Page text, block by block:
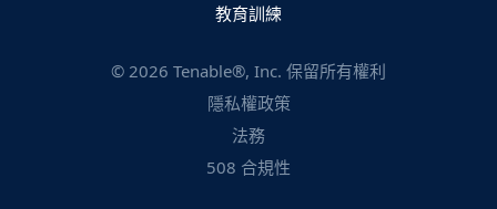
教育訓練
© 2026 Tenable®, Inc. 保留所有權利
隱私權政策
法務
508 合規性